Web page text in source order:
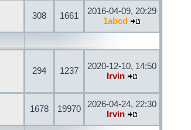
308 1661
2016-04-09, 20:29
1abcd
294 1237
2020-12-10, 14:50
Irvin
1678 19970
2026-04-24, 22:30
Irvin